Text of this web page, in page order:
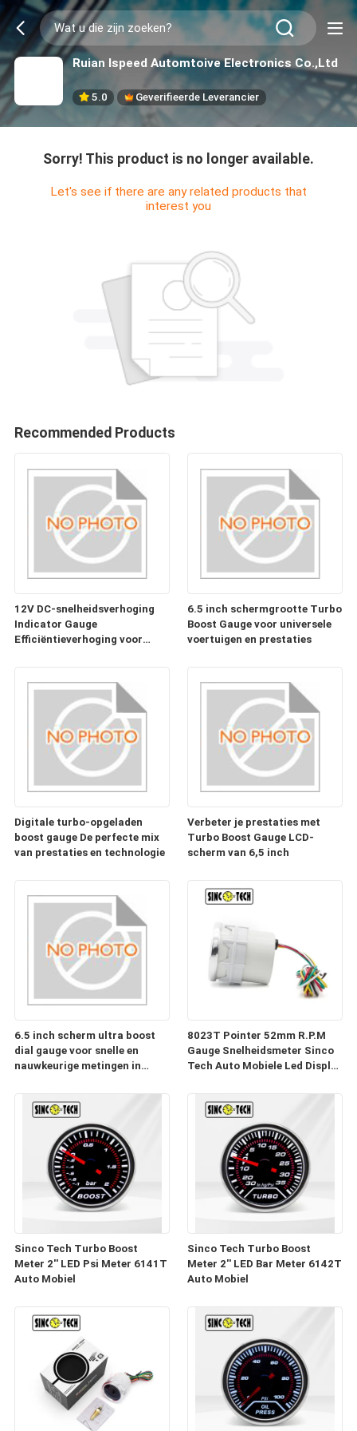
Ruian Ispeed Automtoive Electronics Co.,Ltd
5.0 Geverifieerde Leverancier
Sorry! This product is no longer available.
Let's see if there are any related products that
interest you
Recommended Products
12V DC-snelheidsverhoging
Indicator Gauge
Efficiëntieverhoging voor
6.5 inch schermgrootte Turbo
Boost Gauge voor universele
voertuigen en prestaties
Digitale turbo-opgeladen
boost gauge De perfecte mix
van prestaties en technologie
Verbeter je prestaties met
Turbo Boost Gauge LCD-
scherm van 6,5 inch
6.5 inch scherm ultra boost
dial gauge voor snelle en
nauwkeurige metingen in
8023T Pointer 52mm R.P.M
Gauge Snelheidsmeter Sinco
Tech Auto Mobiele Led Display
Sinco Tech Turbo Boost
Meter 2'' LED Psi Meter 6141T
Auto Mobiel
Sinco Tech Turbo Boost
Meter 2'' LED Bar Meter 6142T
Auto Mobiel